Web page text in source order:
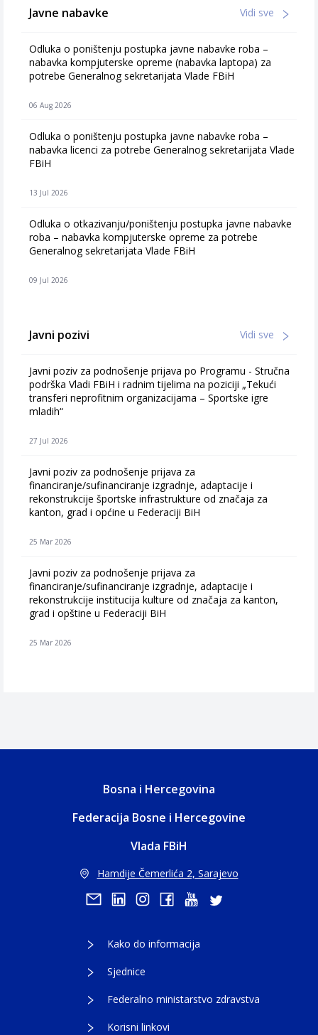
Javne nabavke Vidi sve
Odluka o poništenju postupka javne nabavke roba –
nabavka kompjuterske opreme (nabavka laptopa) za
potrebe Generalnog sekretarijata Vlade FBiH
06 Aug 2026
Odluka o poništenju postupka javne nabavke roba –
nabavka licenci za potrebe Generalnog sekretarijata Vlade
FBiH
13 Jul 2026
Odluka o otkazivanju/poništenju postupka javne nabavke
roba – nabavka kompjuterske opreme za potrebe
Generalnog sekretarijata Vlade FBiH
09 Jul 2026
Javni pozivi Vidi sve
Javni poziv za podnošenje prijava po Programu - Stručna
podrška Vladi FBiH i radnim tijelima na poziciji „Tekući
transferi neprofitnim organizacijama – Sportske igre
mladih“
27 Jul 2026
Javni poziv za podnošenje prijava za
financiranje/sufinanciranje izgradnje, adaptacije i
rekonstrukcije športske infrastrukture od značaja za
kanton, grad i općine u Federaciji BiH
25 Mar 2026
Javni poziv za podnošenje prijava za
financiranje/sufinanciranje izgradnje, adaptacije i
rekonstrukcije institucija kulture od značaja za kanton,
grad i opštine u Federaciji BiH
25 Mar 2026
Bosna i Hercegovina
Federacija Bosne i Hercegovine
Vlada FBiH
Hamdije Čemerlića 2, Sarajevo
Kako do informacija
Sjednice
Federalno ministarstvo zdravstva
Korisni linkovi